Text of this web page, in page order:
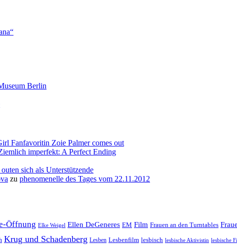
Fanfavoritin Zoie Palmer comes out
imperfekt: A Perfect Ending
sich als Unterstützende
zu phenomenelle des Tages vom 22.11.2012
Öffnung Elke Weigel Ellen DeGeneres EM Film Frauen an den Turntables
Krug und Schadenberg Lesben Lesbenfilm lesbisch lesbische Aktivistin lesbische